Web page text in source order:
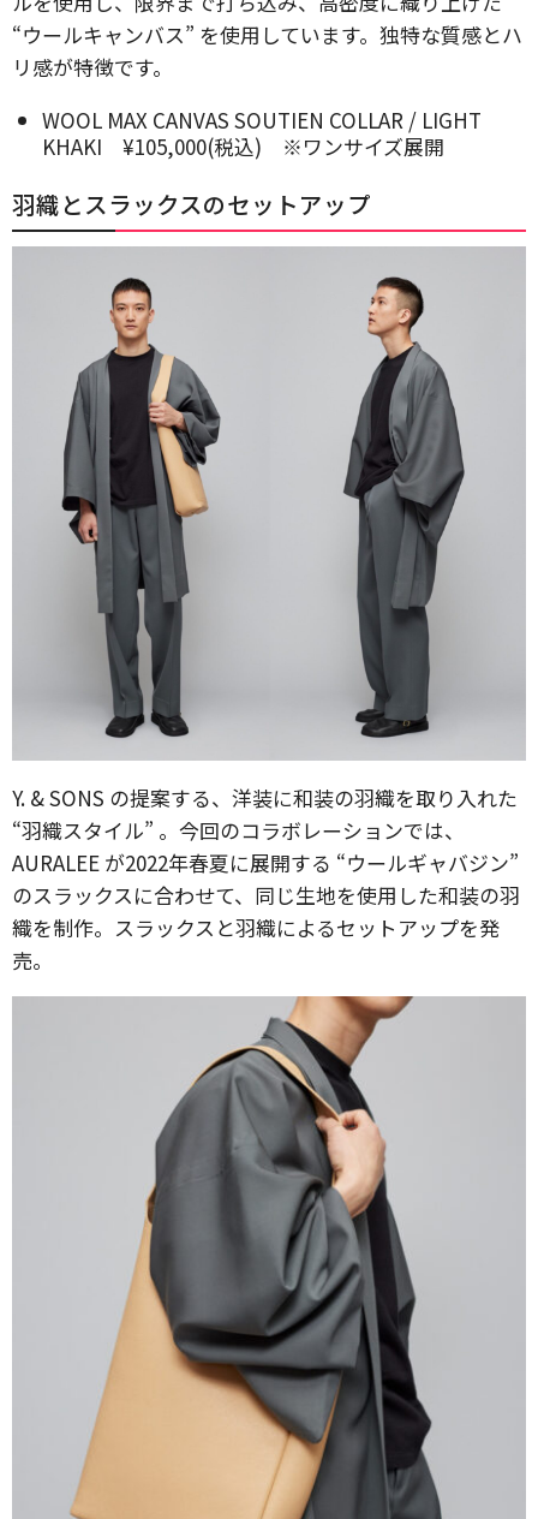
“ウールキャンバス” を使用しています。独特な質感とハ
リ感が特徴です。
WOOL MAX CANVAS SOUTIEN COLLAR / LIGHT
KHAKI ¥105,000(税込) ※ワンサイズ展開
羽織とスラックスのセットアップ
Y. & SONS の提案する、洋装に和装の羽織を取り入れた
“羽織スタイル” 。今回のコラボレーションでは、
AURALEE が2022年春夏に展開する “ウールギャバジン”
のスラックスに合わせて、同じ生地を使用した和装の羽
織を制作。スラックスと羽織によるセットアップを発
売。